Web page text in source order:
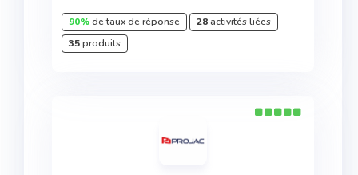
90%de taux de réponse 28activités liées
35produits